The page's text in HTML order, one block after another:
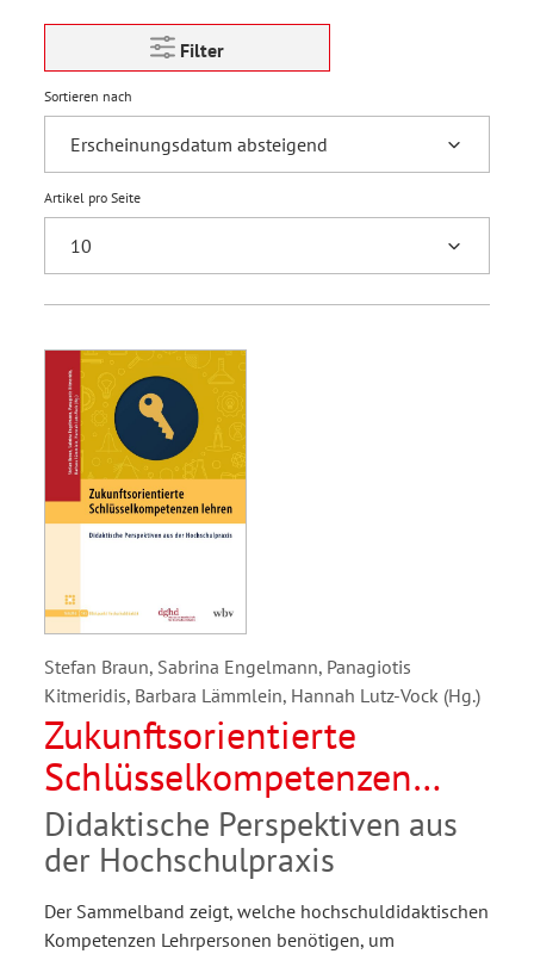
Filter
Sortieren nach
Artikel pro Seite
Stefan Braun, Sabrina Engelmann, Panagiotis
Kitmeridis, Barbara Lämmlein, Hannah Lutz-Vock (Hg.)
Zukunftsorientierte
Schlüsselkompetenzen
lehren
Didaktische Perspektiven aus
der Hochschulpraxis
Der Sammelband zeigt, welche hochschuldidaktischen
Kompetenzen Lehrpersonen benötigen, um